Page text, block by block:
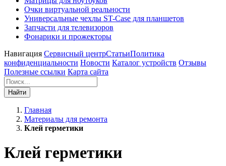
Очки виртуальной реальности
Универсальные чехлы ST-Case для планшетов
Запчасти для телевизоров
Фонарики и прожекторы
Навигация Сервисный центрСтатьиПолитика
конфиденциальности Новости Каталог устройств Отзывы
Полезные ссылки Карта сайта
Найти
Главная
Материалы для ремонта
Клей герметики
Клей герметики